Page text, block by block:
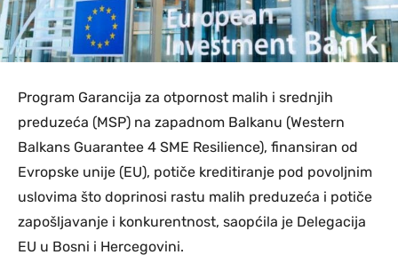
Program Garancija za otpornost malih i srednjih
preduzeća (MSP) na zapadnom Balkanu (Western
Balkans Guarantee 4 SME Resilience), finansiran od
Evropske unije (EU), potiče kreditiranje pod povoljnim
uslovima što doprinosi rastu malih preduzeća i potiče
zapošljavanje i konkurentnost, saopćila je Delegacija
EU u Bosni i Hercegovini.